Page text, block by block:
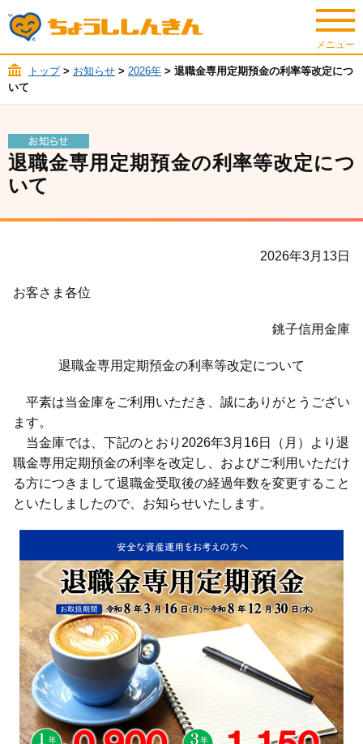
トップ> お知らせ > 2026年 > 退職金専用定期預金の利率等改定につ
いて
退職金専用定期預金の利率等改定につ
いて
2026年3月13日
お客さま各位
銚子信用金庫
退職金専用定期預金の利率等改定について
平素は当金庫をご利用いただき、誠にありがとうござい
ます。
当金庫では、下記のとおり2026年3月16日（月）より退
職金専用定期預金の利率を改定し、およびご利用いただけ
る方につきまして退職金受取後の経過年数を変更すること
といたしましたので、お知らせいたします。